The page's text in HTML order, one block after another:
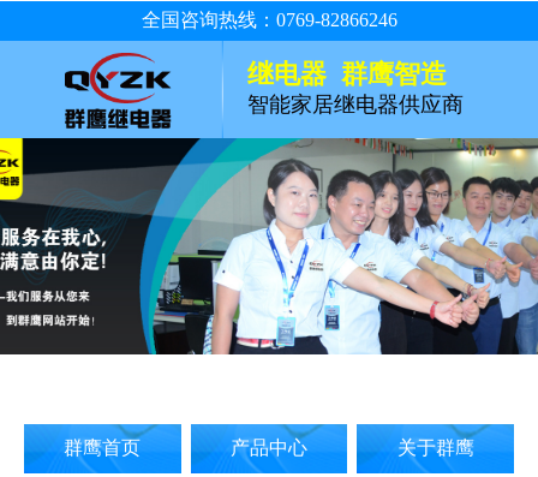
全国咨询热线：0769-82866246
继电器 群鹰智造
智能家居继电器供应商
群鹰首页 产品中心 关于群鹰